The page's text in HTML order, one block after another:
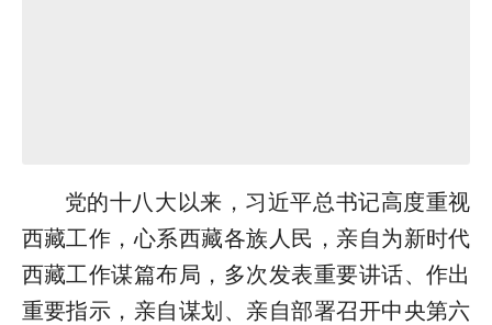
党的十八大以来，习近平总书记高度重视
西藏工作，心系西藏各族人民，亲自为新时代
西藏工作谋篇布局，多次发表重要讲话、作出
重要指示，亲自谋划、亲自部署召开中央第六